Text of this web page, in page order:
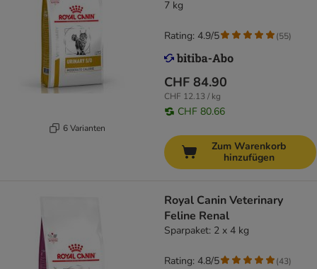
6 Varianten
7 kg
CHF 84.90
CHF 12.13 / kg
CHF 80.66
Rating: 4.9/5 (55)
Zum Warenkorb
hinzufügen
Royal Canin Veterinary
Feline Renal
Sparpaket: 2 x 4 kg
Rating: 4.8/5 (43)